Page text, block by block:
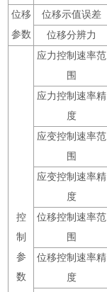
位移
参数
位移示值误差
位移分辨力
控
制
参
数
应力控制速率范
围
应力控制速率精
度
应变控制速率范
围
应变控制速率精
度
位移控制速率范
围
位移控制速率精
度